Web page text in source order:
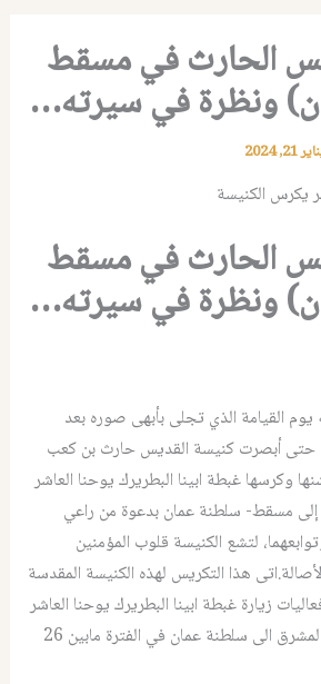
الحارث في مسقط
ونظرة في سيرته…
21, 2024
الحارث في مسقط
ونظرة في سيرته…
يوم القيامة الذي تجلى بأبهى صوره بعد
حتى أبصرت كنيسة القديس حارث بن كعب
وكرسها غبطة ابينا البطريرك يوحنا العاشر
إلى مسقط- سلطنة عمان بدعوة من راعي
لتشع الكنيسة قلوب المؤمنين
هذا التكريس لهذه الكنيسة المقدسة
زيارة غبطة ابينا البطريرك يوحنا العاشر
بطريرك أنطاكية وسائر المشرق الى سلطنة عمان في الفترة مابين 26